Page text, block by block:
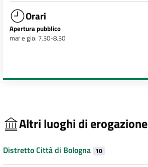
Orari
Apertura pubblico
mar e gio: 7.30-8.30
Altri luoghi di erogazione
Distretto Città di Bologna 10